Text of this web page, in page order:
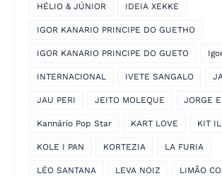
HÉLIO & JÚNIOR IDEIA XEKKE
IGOR KANARIO PRINCIPE DO GUETHO
IGOR KANARIO PRINCIPE DO GUETO
INTERNACIONAL IVETE SANGALO
JAU PERI JEITO MOLEQUE JORGE
Kannário Pop Star KART LOVE KIT
KOLE I PAN KORTEZIA LA FURIA
LÉO SANTANA LEVA NOIZ LIMÃO